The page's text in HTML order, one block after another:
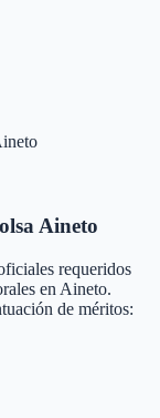
Aineto
requeridos
en Aineto.
de méritos: